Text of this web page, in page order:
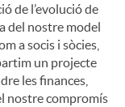
de l’evolució de
del nostre model
a socis i sòcies,
un projecte
les finances,
nostre compromís